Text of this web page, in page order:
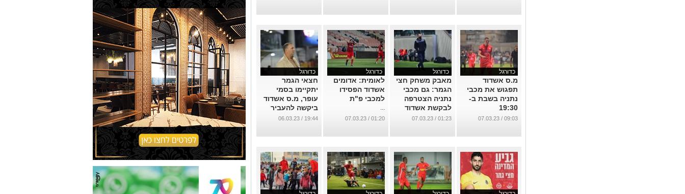
כדורגל
מ.ס אשדוד
תפגוש את מכבי
נתניה בשבת ב-
19:30
...
09:03 / 07.03.23
כדורגל
מאבק משחק חצי
הגמר: גם מכבי
נתניה הצטרפה
לבקשת אשדוד
להעברת המשחק
...
01:23 / 07.03.23
כדורגל
לאומית: אדומים
אשדוד הפסידו
למכבי פ"ת
...
01:20 / 07.03.23
כדורגל
חצאי הגמר
יתקיימו בסמי
עופר, מ.ס אשדוד
ביקשה להעביר
לבלומפילד
19:44 / 06.03.23